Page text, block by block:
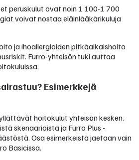
peruskulut ovat noin 1 100-1 700
voivat nostaa eläinlääkärikuluja
ja ihoallergioiden pitkäaikaishoito
Furro-yhteisön tuki auttaa
Esimerkkejä
hoitokulut yhteisön kesken.
skenaarioista ja Furro Plus -
Osa esimerkeistä jaetaan vain
Basicissa.